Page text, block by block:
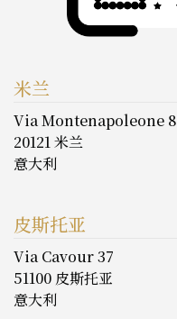
米兰
Via Montenapoleone 8
20121 米兰
意大利
皮斯托亚
Via Cavour 37
51100 皮斯托亚
意大利